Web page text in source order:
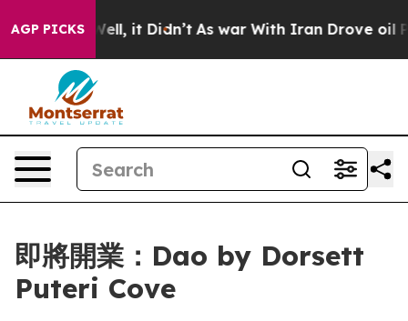
AGP PICKS
Well, it Didn’t As war With Iran Drove oil Prices
即將開業：Dao by Dorsett
Puteri Cove